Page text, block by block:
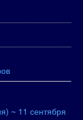
~ 11 сентября